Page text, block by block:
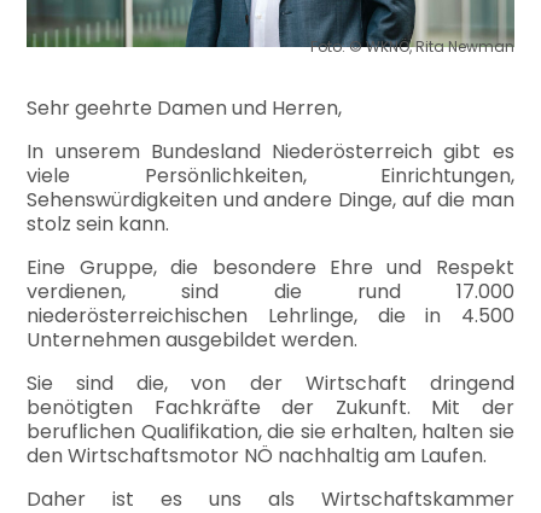
Foto: © WKNÖ, Rita Newman
Sehr geehrte Damen und Herren,
In unserem Bundesland Niederösterreich gibt es
viele Persönlichkeiten, Einrichtungen,
Sehenswürdigkeiten und andere Dinge, auf die man
stolz sein kann.
Eine Gruppe, die besondere Ehre und Respekt
verdienen, sind die rund 17.000
niederösterreichischen Lehrlinge, die in 4.500
Unternehmen ausgebildet werden.
Sie sind die, von der Wirtschaft dringend
benötigten Fachkräfte der Zukunft. Mit der
beruflichen Qualifikation, die sie erhalten, halten sie
den Wirtschaftsmotor NÖ nachhaltig am Laufen.
Daher ist es uns als Wirtschaftskammer